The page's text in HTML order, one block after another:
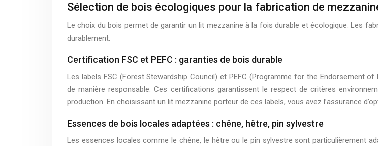
Sélection de bois écologiques pour la fabrication de
Le choix du bois permet de garantir un lit mezzanine à la fois durable et écologique. Les
durablement.
Certification FSC et PEFC : garanties de bois durable
Les labels FSC (Forest Stewardship Council) et PEFC (Programme for the Endorsement
de manière responsable. Ces certifications garantissent le respect de critères
production. En choisissant un lit mezzanine porteur de ces labels, vous avez l’assurance
Essences de bois locales adaptées : chêne, hêtre, pin sylvestre
Les essences locales comme le chêne, le hêtre ou le pin sylvestre sont particulièrement